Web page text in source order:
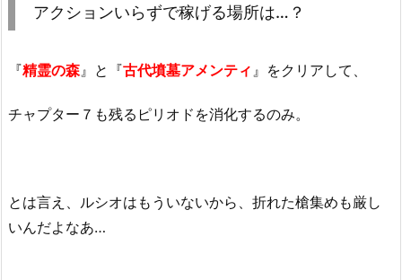
アクションいらずで稼げる場所は…？
『精霊の森』と『古代墳墓アメンティ 』をクリアして、
チャプター７も残るピリオドを消化するのみ。
とは言え、ルシオはもういないから、折れた槍集めも厳し
いんだよなあ…